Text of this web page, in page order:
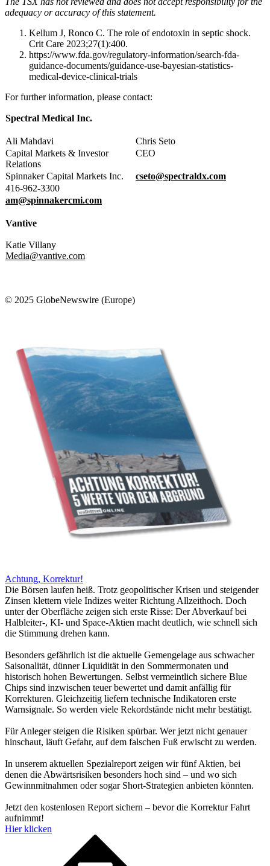
adequacy or accuracy of this statement.
Kellum J, Ronco C. The role of endotoxin in septic shock.
Crit Care 2023;27(1):400.
https://www.fda.gov/regulatory-information/search-fda-
guidance-documents/guidance-use-bayesian-statistics-
medical-device-clinical-trials
For further information, please contact:
Spectral Medical Inc.
Ali Mahdavi
Chris Seto
Capital Markets & Investor
Relations
CEO
Spinnaker Capital Markets Inc.
cseto@spectraldx.com
416-962-3300
am@spinnakercmi.com
Vantive
Katie Villany
Media@vantive.com
© 2025 GlobeNewswire (Europe)
Achtung, Korrektur!
Die Börsen laufen heiß. Trotz geopolitischer Krisen und steigender
Zinsen klettern viele Indizes weiter Richtung Allzeithoch. Doch
unter der Oberfläche zeigen sich erste Risse: Der Abverkauf bei
Halbleiter-, KI- und Space-Aktien macht deutlich, wie schnell sich
die Stimmung drehen kann.
Besonders gefährlich ist die aktuelle Gemengelage aus schwacher
Saisonalität, dünner Liquidität in den Sommermonaten und
historisch hohen Bewertungen. Selbst vermeintlich sichere Blue
Chips sind inzwischen teuer bewertet und damit anfällig für
Korrekturen. Gleichzeitig liefern technische Indikatoren erste
Warnsignale. So werden viele Rekordstände nicht mehr bestätigt.
Für Anleger steigen die Risiken spürbar. Wer jetzt nicht genauer
hinschaut, läuft Gefahr, auf dem falschen Fuß erwischt zu werden.
In unserem aktuellen Spezialreport zeigen wir fünf Aktien, bei
denen die Abwärtsrisiken besonders hoch sind – und wo sich
Gewinnmitnahmen oder sogar Short-Strategien anbieten könnten.
Jetzt den kostenlosen Report sichern – bevor die Korrektur Fahrt
aufnimmt!
Hier klicken